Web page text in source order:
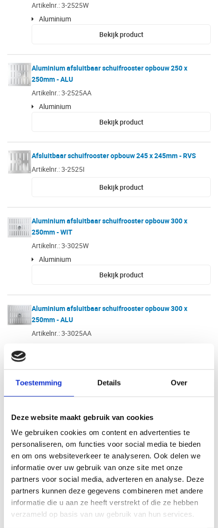
Toestemming Details Over
Deze website maakt gebruik van cookies
We gebruiken cookies om content en advertenties te
personaliseren, om functies voor social media te bieden
en om ons websiteverkeer te analyseren. Ook delen we
informatie over uw gebruik van onze site met onze
partners voor social media, adverteren en analyse. Deze
partners kunnen deze gegevens combineren met andere
informatie die u aan ze heeft verstrekt of die ze hebben
verzameld op basis van uw gebruik van hun services.
Artikelnr.: 3-2525W
Aluminium
Bekijk product
Aluminium afsluitbaar schuifrooster opbouw 250 x
250mm - ALU
Artikelnr.: 3-2525AA
Aluminium
Bekijk product
Afsluitbaar schuifrooster opbouw 245 x 245mm - RVS
Artikelnr.: 3-2525I
Bekijk product
Aluminium afsluitbaar schuifrooster opbouw 300 x
250mm - WIT
Artikelnr.: 3-3025W
Aluminium
Bekijk product
Aluminium afsluitbaar schuifrooster opbouw 300 x
250mm - ALU
Artikelnr.: 3-3025AA
Aluminium afsluitbaar schuifrooster opbouw 300 x
Artikelnr.: 3-3030W
Aluminium
Bekijk product
Aluminium afsluitbaar schuifrooster opbouw 300 x
300mm - ALU
Artikelnr.: 3-3030AA